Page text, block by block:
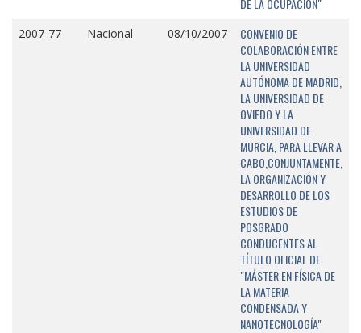
DE LA OCUPACIÓN"
2007-77 Nacional 08/10/2007
CONVENIO DE
COLABORACIÓN ENTRE
LA UNIVERSIDAD
AUTÓNOMA DE MADRID,
LA UNIVERSIDAD DE
OVIEDO Y LA
UNIVERSIDAD DE
MURCIA, PARA LLEVAR A
CABO,CONJUNTAMENTE,
LA ORGANIZACIÓN Y
DESARROLLO DE LOS
ESTUDIOS DE
POSGRADO
CONDUCENTES AL
TÍTULO OFICIAL DE
"MÁSTER EN FÍSICA DE
LA MATERIA
CONDENSADA Y
NANOTECNOLOGÍA"